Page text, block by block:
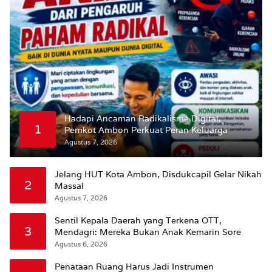
1
Hadapi Ancaman Radikalisme Digital,
Pemkot Ambon Perkuat Peran Keluarga
Agustus 7, 2026
2
Jelang HUT Kota Ambon, Disdukcapil Gelar Nikah
Massal
Agustus 7, 2026
3
Sentil Kepala Daerah yang Terkena OTT,
Mendagri: Mereka Bukan Anak Kemarin Sore
Agustus 6, 2026
Penataan Ruang Harus Jadi Instrumen